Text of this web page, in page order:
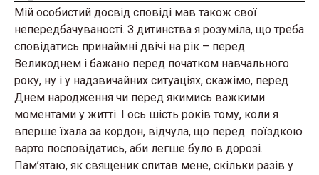
Мій особистий досвід сповіді мав також свої
непередбачуваності. З дитинства я розуміла, що треба
сповідатись принаймні двічі на рік – перед
Великоднем і бажано перед початком навчального
року, ну і у надзвичайних ситуаціях, скажімо, перед
Днем народження чи перед якимись важкими
моментами у житті. І ось шість років тому, коли я
вперше їхала за кордон, відчула, що перед поїздкою
варто посповідатись, аби легше було в дорозі.
Пам’ятаю, як священик спитав мене, скільки разів у